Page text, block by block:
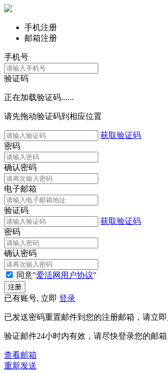
手机注册
邮箱注册
手机号
验证码
正在加载验证码......
请先拖动验证码到相应位置
获取验证码
密码
确认密码
电子邮箱
验证码
获取验证码
密码
确认密码
同意"爱活网用户协议"
已有账号, 立即 登录
已发送密码重置邮件到您的注册邮箱，请立
验证邮件24小时内有效，请尽快登录您的邮
查看邮箱
重新发送